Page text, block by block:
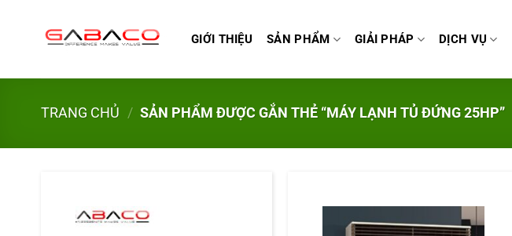
GIỚI THIỆU SẢN PHẨM GIẢI PHÁP DỊCH VỤ
TRANG CHỦ / SẢN PHẨM ĐƯỢC GẮN THẺ “MÁY LẠNH TỦ ĐỨNG 25HP”